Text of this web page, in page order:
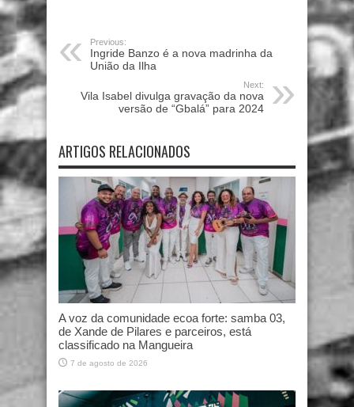
Previous:
Ingride Banzo é a nova madrinha da
União da Ilha
Next:
Vila Isabel divulga gravação da nova
versão de “Gbalá” para 2024
ARTIGOS RELACIONADOS
A voz da comunidade ecoa forte: samba 03,
de Xande de Pilares e parceiros, está
classificado na Mangueira
7 de agosto de 2026